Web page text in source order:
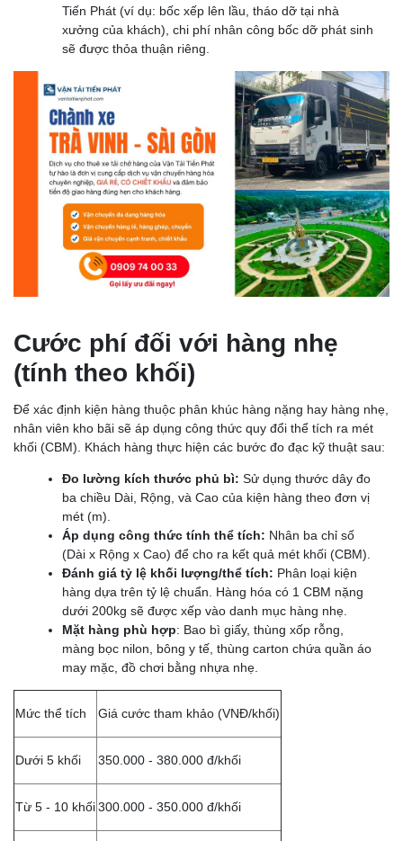
Tiến Phát (ví dụ: bốc xếp lên lầu, tháo dỡ tại nhà
xưởng của khách), chi phí nhân công bốc dỡ phát sinh
sẽ được thỏa thuận riêng.
Cước phí đối với hàng nhẹ
(tính theo khối)
Để xác định kiện hàng thuộc phân khúc hàng nặng hay hàng nhẹ,
nhân viên kho bãi sẽ áp dụng công thức quy đổi thể tích ra mét
khối (CBM). Khách hàng thực hiện các bước đo đạc kỹ thuật sau:
Đo lường kích thước phủ bì: Sử dụng thước dây đo
ba chiều Dài, Rộng, và Cao của kiện hàng theo đơn vị
mét (m).
Áp dụng công thức tính thể tích: Nhân ba chỉ số
(Dài x Rộng x Cao) để cho ra kết quả mét khối (CBM).
Đánh giá tỷ lệ khối lượng/thể tích: Phân loại kiện
hàng dựa trên tỷ lệ chuẩn. Hàng hóa có 1 CBM nặng
dưới 200kg sẽ được xếp vào danh mục hàng nhẹ.
Mặt hàng phù hợp: Bao bì giấy, thùng xốp rỗng,
màng bọc nilon, bông y tế, thùng carton chứa quần áo
may mặc, đồ chơi bằng nhựa nhẹ.
Mức thể tích Giá cước tham khảo (VNĐ/khối)
Dưới 5 khối 350.000 - 380.000 đ/khối
Từ 5 - 10 khối300.000 - 350.000 đ/khối